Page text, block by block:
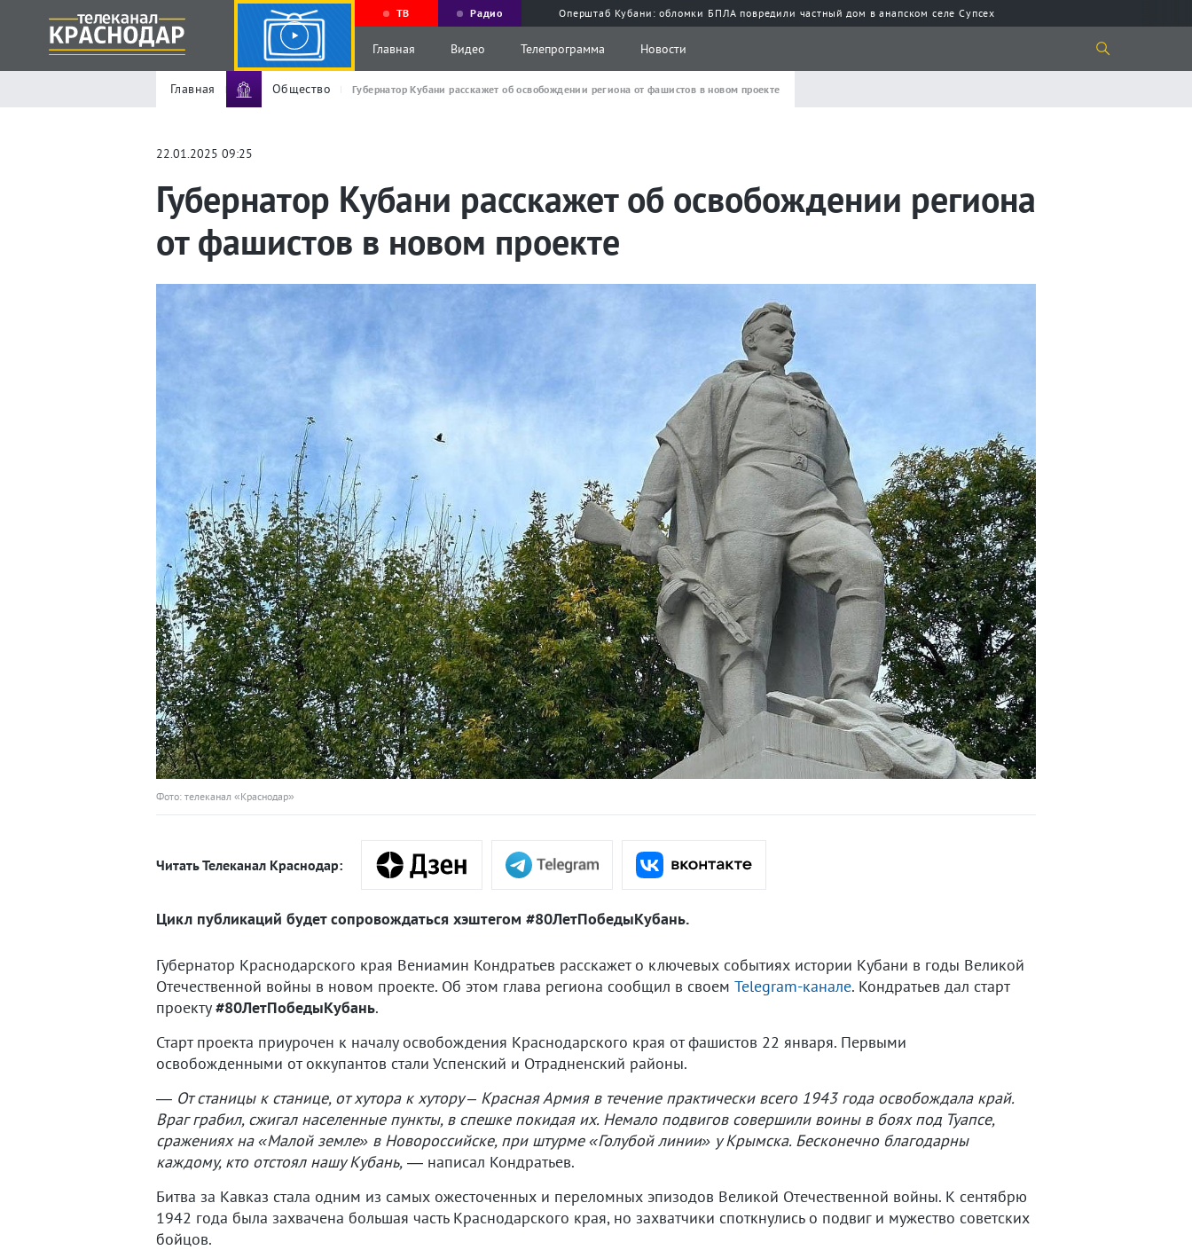
ТВ Радио Оперштаб Кубани: обломки БПЛА повредили частный дом в анапском селе Супсех
Главная Видео Телепрограмма Новости
Главная Общество Губернатор Кубани расскажет об освобождении региона от фашистов в новом проекте
22.01.2025 09:25
Губернатор Кубани расскажет об освобождении региона
от фашистов в новом проекте
Фото: телеканал «Краснодар»
Читать Телеканал Краснодар:
Цикл публикаций будет сопровождаться хэштегом #80ЛетПобедыКубань.
Губернатор Краснодарского края Вениамин Кондратьев расскажет о ключевых событиях истории Кубани в годы Великой
Отечественной войны в новом проекте. Об этом глава региона сообщил в своем Telegram-канале. Кондратьев дал старт
проекту#80ЛетПобедыКубань.
Старт проекта приурочен к началу освобождения Краснодарского края от фашистов 22 января. Первыми
освобожденными от оккупантов стали Успенский и Отрадненский районы.
— От станицы к станице, от хутора к хутору – Красная Армия в течение практически всего 1943 года освобождала край.
Враг грабил, сжигал населенные пункты, в спешке покидая их. Немало подвигов совершили воины в боях под Туапсе,
сражениях на «Малой земле» в Новороссийске, при штурме «Голубой линии» у Крымска. Бесконечно благодарны
каждому, кто отстоял нашу Кубань, — написал Кондратьев.
Битва за Кавказ стала одним из самых ожесточенных и переломных эпизодов Великой Отечественной войны. К сентябрю
1942 года была захвачена большая часть Краснодарского края, но захватчики споткнулись о подвиг и мужество советских
бойцов.